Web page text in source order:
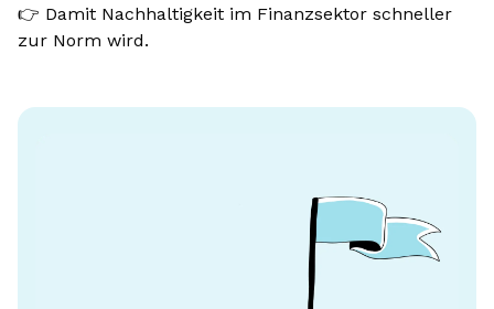
👉 Damit Nachhaltigkeit im Finanzsektor schneller
zur Norm wird.